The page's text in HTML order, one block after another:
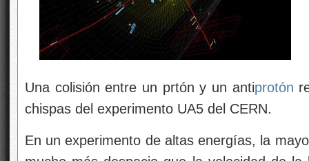
Una colisión entre un prtón y un antiprotón
chispas del experimento UA5 del CERN.
En un experimento de altas energías, la